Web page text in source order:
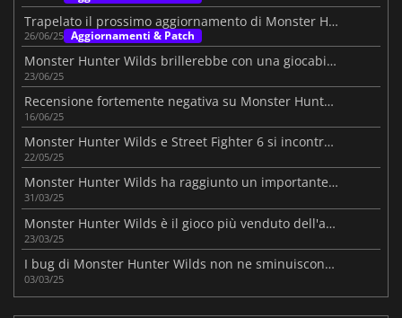
Trapelato il prossimo aggiornamento di Monster Hunter Wilds
26/06/25 Aggiornamenti & Patch
Monster Hunter Wilds brillerebbe con una giocabilità migliorata
23/06/25
Recensione fortemente negativa su Monster Hunter Wilds
16/06/25
Monster Hunter Wilds e Street Fighter 6 si incontrano in un epico crossover
22/05/25
Monster Hunter Wilds ha raggiunto un importante traguardo
31/03/25
Monster Hunter Wilds è il gioco più venduto dell'anno fino ad ora
23/03/25
I bug di Monster Hunter Wilds non ne sminuiscono il successo
03/03/25